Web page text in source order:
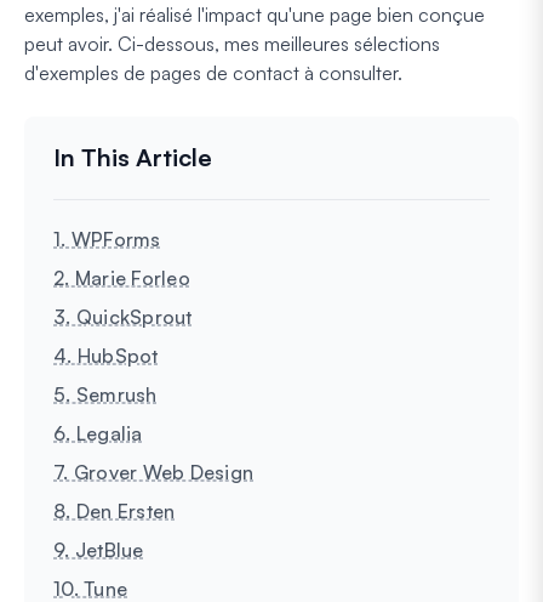
exemples, j'ai réalisé l'impact qu'une page bien conçue
peut avoir. Ci-dessous, mes meilleures sélections
d'exemples de pages de contact à consulter.
1. WPForms
2. Marie Forleo
3. QuickSprout
4. HubSpot
5. Semrush
6. Legalia
7. Grover Web Design
8. Den Ersten
9. JetBlue
10. Tune